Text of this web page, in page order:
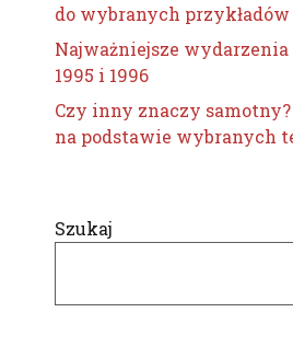
do wybranych przykładów
Najważniejsze
1995 i 1996
Czy inny znaczy
na podstawie wybranych
Szukaj